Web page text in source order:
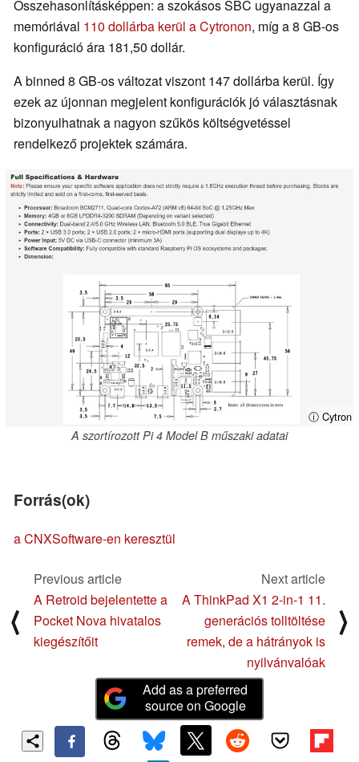
Összehasonlításképpen: a szokásos SBC ugyanazzal a
memóriával 110 dollárba kerül a Cytronon, míg a 8 GB-os
konfiguráció ára 181,50 dollár.
A binned 8 GB-os változat viszont 147 dollárba kerül. Így
ezek az újonnan megjelent konfigurációk jó választásnak
bizonyulhatnak a nagyon szűkös költségvetéssel
rendelkező projektek számára.
ⓘ Cytron
A szortírozott Pi 4 Model B műszaki adatai
Forrás(ok)
a CNXSoftware-en keresztül
⟨
Previous article
A Retroid bejelentette a
Pocket Nova hivatalos
kiegészítőit
Next article
A ThinkPad X1 2-in-1 11.
generációs tolltöltése
remek, de a hátrányok is
nyilvánvalóak
⟩
Add as a preferred
source on Google